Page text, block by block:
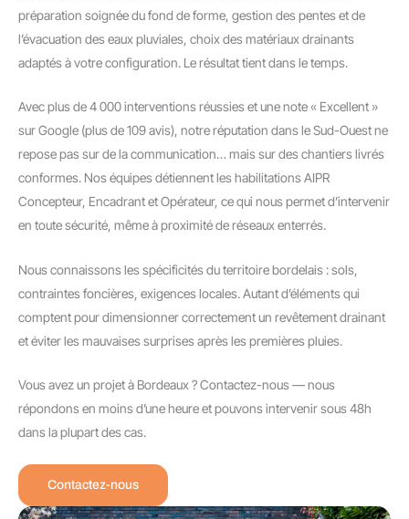
préparation soignée du fond de forme, gestion des pentes et de
l’évacuation des eaux pluviales, choix des matériaux drainants
adaptés à votre configuration. Le résultat tient dans le temps.
Avec plus de 4 000 interventions réussies et une note « Excellent »
sur Google (plus de 109 avis), notre réputation dans le Sud-Ouest ne
repose pas sur de la communication… mais sur des chantiers livrés
conformes. Nos équipes détiennent les habilitations AIPR
Concepteur, Encadrant et Opérateur, ce qui nous permet d’intervenir
en toute sécurité, même à proximité de réseaux enterrés.
Nous connaissons les spécificités du territoire bordelais : sols,
contraintes foncières, exigences locales. Autant d’éléments qui
comptent pour dimensionner correctement un revêtement drainant
et éviter les mauvaises surprises après les premières pluies.
Vous avez un projet à Bordeaux ? Contactez-nous — nous
répondons en moins d’une heure et pouvons intervenir sous 48h
dans la plupart des cas.
Contactez-nous